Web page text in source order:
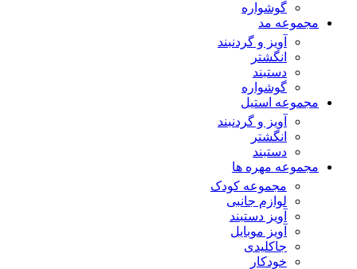
گوشواره
مجموعه مد
آویز و گردنبند
انگشتر
دستبند
گوشواره
مجموعه استیل
آویز و گردنبند
انگشتر
دستبند
مجموعه مهره ها
مجموعه کودک
لوازم جانبی
آویز دستبند
آویز موبایل
جاکلیدی
خودکار